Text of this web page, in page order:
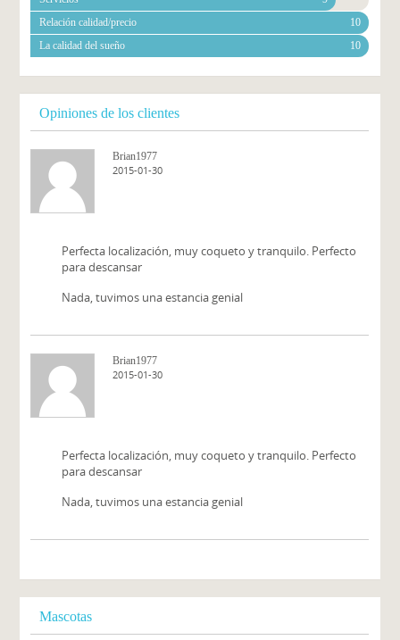
Relación calidad/precio
10
La calidad del sueño
10
Opiniones de los clientes
Brian1977
2015-01-30
Perfecta localización, muy coqueto y tranquilo. Perfecto
para descansar
Nada, tuvimos una estancia genial
Brian1977
2015-01-30
Perfecta localización, muy coqueto y tranquilo. Perfecto
para descansar
Nada, tuvimos una estancia genial
Mascotas